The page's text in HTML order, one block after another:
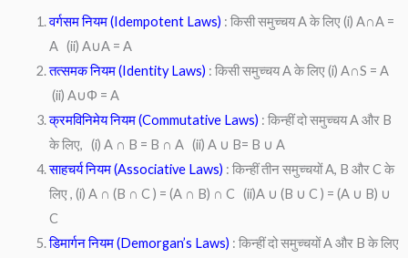
वर्गसम नियम (Idempotent Laws) : किसी समुच्चय A के लिए (i) A∩A =
A (ii) A∪A = A
तत्समक नियम (Identity Laws) : किसी समुच्चय A के लिए (i) A∩S = A
(ii) A∪Φ = A
क्रमविनिमेय नियम (Commutative Laws) : किन्हीं दो समुच्चय A और B
के लिए, (i) A ∩ B = B ∩ A (ii) A ∪ B= B ∪ A
साहचर्य नियम (Associative Laws) : किन्हीं तीन समुच्चयों A, B और C के
लिए , (i) A ∩ (B ∩ C ) = (A ∩ B) ∩ C (ii)A ∪ (B ∪ C ) = (A ∪ B) ∪
C
डिमार्गन नियम (Demorgan’s Laws) : किन्हीं दो समुच्चयों A और B के लिए